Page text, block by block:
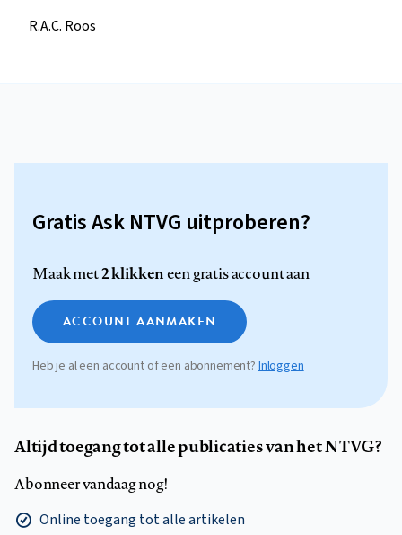
R.A.C. Roos
Gratis Ask NTVG uitproberen?
Maak met2 klikkeneen gratis account aan
ACCOUNT AANMAKEN
Heb je al een account of een abonnement? Inloggen
Altijd toegang tot alle publicaties van het NTVG?
Abonneer vandaag nog!
Online toegang tot alle artikelen